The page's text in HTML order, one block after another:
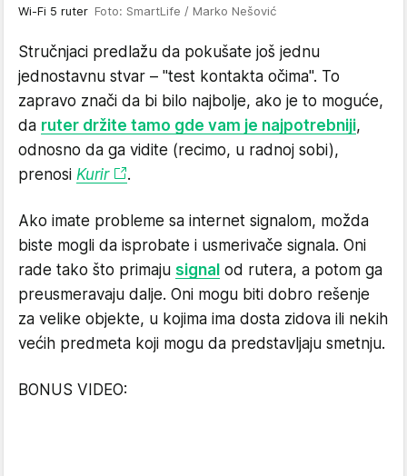
Wi-Fi 5 ruter Foto: SmartLife / Marko Nešović
Stručnjaci predlažu da pokušate još jednu
jednostavnu stvar – "test kontakta očima". To
zapravo znači da bi bilo najbolje, ako je to moguće,
da ruter držite tamo gde vam je najpotrebniji,
odnosno da ga vidite (recimo, u radnoj sobi),
prenosi Kurir .
Ako imate probleme sa internet signalom, možda
biste mogli da isprobate i usmerivače signala. Oni
rade tako što primaju signal od rutera, a potom ga
preusmeravaju dalje. Oni mogu biti dobro rešenje
za velike objekte, u kojima ima dosta zidova ili nekih
većih predmeta koji mogu da predstavljaju smetnju.
BONUS VIDEO: